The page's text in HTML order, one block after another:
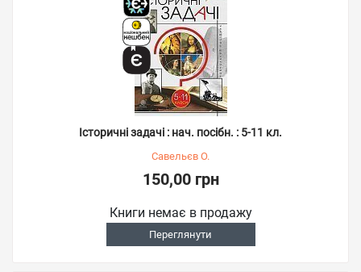
Історичні задачі : нач. посібн. : 5-11 кл.
Савельєв О.
150,00 грн
Книги немає в продажу
Переглянути